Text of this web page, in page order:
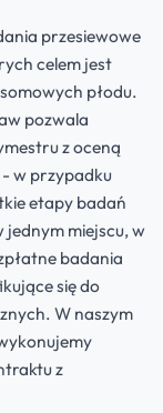
przesiewowe
celem jest
płodu.
pozwala
z oceną
w przypadku
etapy badań
miejscu, w
badania
się do
W naszym
z